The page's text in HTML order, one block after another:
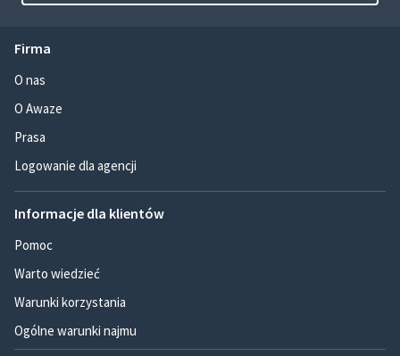
Firma
O nas
O Awaze
Prasa
Logowanie dla agencji
Informacje dla klientów
Pomoc
Warto wiedzieć
Warunki korzystania
Ogólne warunki najmu